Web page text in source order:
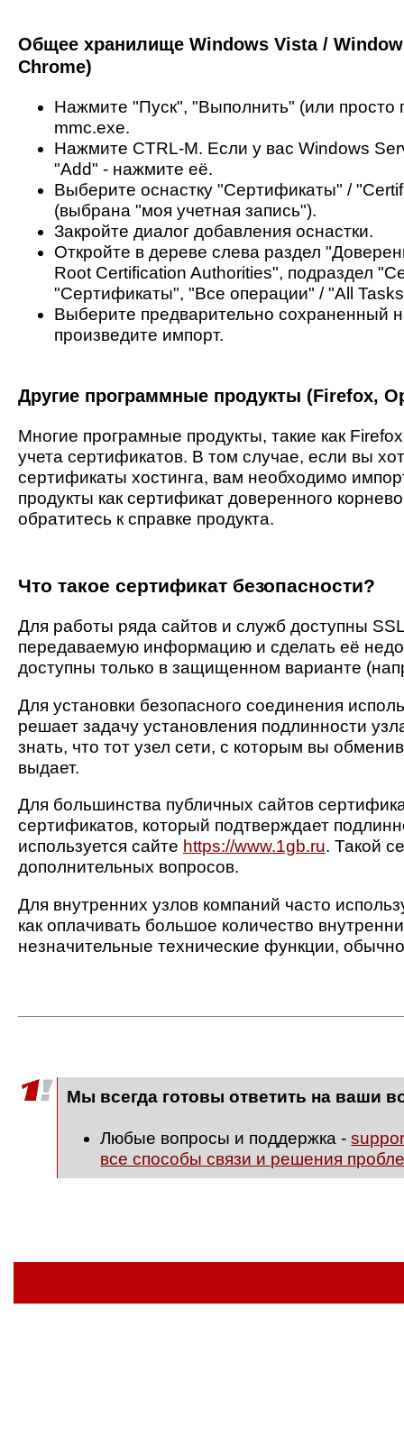
Общее хранилище Windows Vista /
Chrome)
Нажмите "Пуск", "Выполнить" (или просто
mmc.exe.
Нажмите CTRL-M. Если у вас Windows
"Add" - нажмите её.
Выберите оснастку "Сертификаты" /
(выбрана "моя учетная запись").
Закройте диалог добавления оснастки.
Откройте в дереве слева раздел
Root Certification Authorities", подраздел
"Сертификаты", "Все операции" / "All
Выберите предварительно сохраненный
произведите импорт.
Другие программные продукты (Firefox,
Многие програмные продукты, такие как
учета сертификатов. В том случае, если вы
сертификаты хостинга, вам необходимо
продукты как сертификат доверенного
обратитесь к справке продукта.
Что такое сертификат безопасности?
Для работы ряда сайтов и служб доступны
передаваемую информацию и сделать её
доступны только в защищенном варианте
Для установки безопасного соединения
решает задачу установления подлинности
знать, что тот узел сети, с которым вы
выдает.
Для большинства публичных сайтов
сертификатов, который подтверждает
используется сайте https://www.1gb.ru. Такой
дополнительных вопросов.
Для внутренних узлов компаний часто
как оплачивать большое количество
незначительные технические функции,
Мы всегда готовы ответить на ваши
Любые вопросы и поддержка -
все способы связи и решения